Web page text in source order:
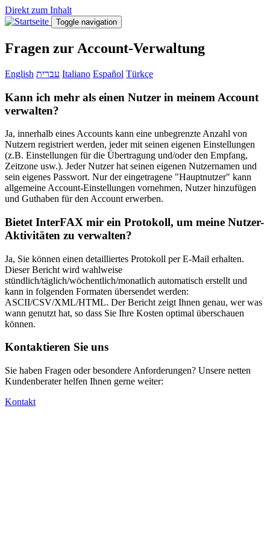
Direkt zum Inhalt
Toggle navigation
Fragen zur Account-Verwaltung
English עברית Italiano Español Türkçe
Kann ich mehr als einen Nutzer in meinem Account
verwalten?
Ja, innerhalb eines Accounts kann eine unbegrenzte Anzahl von
Nutzern registriert werden, jeder mit seinen eigenen Einstellungen
(z.B. Einstellungen für die Übertragung und/oder den Empfang,
Zeitzone usw.). Jeder Nutzer hat seinen eigenen Nutzernamen und
sein eigenes Passwort. Nur der eingetragene "Hauptnutzer" kann
allgemeine Account-Einstellungen vornehmen, Nutzer hinzufügen
und Guthaben für den Account erwerben.
Bietet InterFAX mir ein Protokoll, um meine Nutzer-
Aktivitäten zu verwalten?
Ja, Sie können einen detailliertes Protokoll per E-Mail erhalten.
Dieser Bericht wird wahlweise
stündlich/täglich/wöchentlich/monatlich automatisch erstellt und
kann in folgenden Formaten übersendet werden:
ASCII/CSV/XML/HTML. Der Bericht zeigt Ihnen genau, wer was
wann genutzt hat, so dass Sie Ihre Kosten optimal überschauen
können.
Kontaktieren Sie uns
Sie haben Fragen oder besondere Anforderungen? Unsere netten
Kundenberater helfen Ihnen gerne weiter:
Kontakt